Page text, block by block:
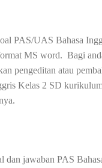
PAS/UAS Bahasa
MS word. Bagi
pengeditan atau
Kelas 2 SD
dan jawaban PAS